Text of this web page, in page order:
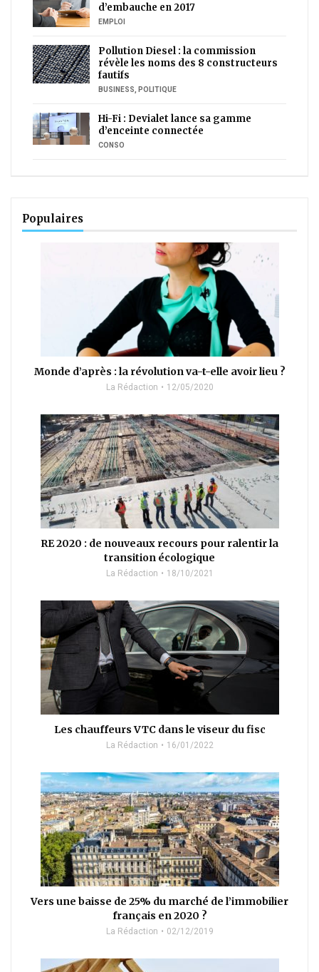
d’embauche en 2017
EMPLOI
Pollution Diesel : la commission
révèle les noms des 8 constructeurs
fautifs
BUSINESS POLITIQUE
Hi-Fi : Devialet lance sa gamme
d’enceinte connectée
CONSO
Populaires
Monde d’après : la révolution va-t-elle avoir lieu ?
La Rédaction 12/05/2020
RE 2020 : de nouveaux recours pour ralentir la
transition écologique
La Rédaction 18/10/2021
Les chauffeurs VTC dans le viseur du fisc
La Rédaction 16/01/2022
Vers une baisse de 25% du marché de l’immobilier
français en 2020 ?
La Rédaction 02/12/2019